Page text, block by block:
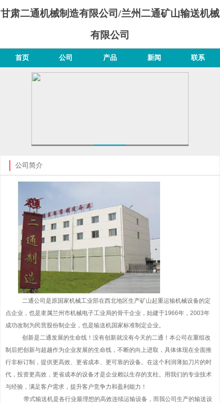
甘肃二通机械制造有限公司/兰州二通矿山输送机械
有限公司
首页 公司 产品 新闻 联系
公司简介
二通公司是原国家机械工业部在西北地区生产矿山起重运输机械设备的定
点企业，也是隶属兰州市机械电子工业局的骨干企业，始建于1966年，2003年
成功改制为民营股份制企业，也是输送机国家标准制定企业。
创新是二通发展的生命线！没有创新就没有今天的二通！本公司在重组改
制后把创新与超越作为企业发展的生命线，不断的向上进取，具体体现在全面推
行非标订制，提供更高效、更省成本、更可靠的设备。在这个利润薄如刀片的时
代，投资更高效，更省成本的设备才是企业赖以生存的支柱。用我们的专业技术
与经验，满足客户需求，提升客户竞争力和盈利能力！
带式输送机是各行业最理想的高效连续运输设备，而我公司生产的输送设